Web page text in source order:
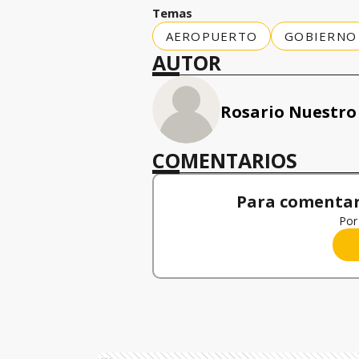
Temas
AEROPUERTO
GOBIERNO
AUTOR
Rosario Nuestro
COMENTARIOS
Para